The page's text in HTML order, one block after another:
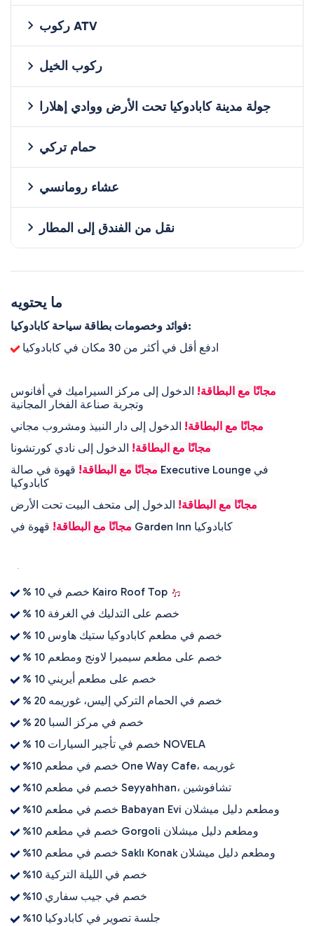
ركوب ATV
ركوب الخيل
جولة مدينة كابادوكيا تحت الأرض ووادي إهلارا
حمام تركي
عشاء رومانسي
نقل من الفندق إلى المطار
ما يحتويه
فوائد وخصومات بطاقة سياحة كابادوكيا:
ادفع أقل في أكثر من 30 مكان في كابادوكيا
مجانًا مع البطاقة! الدخول إلى مركز السيراميك في أفانوس
وتجربة صناعة الفخار المجانية
مجانًا مع البطاقة! الدخول إلى دار النبيذ ومشروب مجاني
مجانًا مع البطاقة! الدخول إلى نادي كورتشونا
مجانًا مع البطاقة! قهوة في صالة Executive Lounge في
كابادوكيا
مجانًا مع البطاقة! الدخول إلى متحف البيت تحت الأرض
مجانًا مع البطاقة!
قهوة في Garden Inn كابادوكيا
% 10 خصم في Kairo Roof Top
% 10 خصم على التدليك في الغرفة
% 10 خصم في مطعم كابادوكيا ستيك هاوس
% 10 خصم على مطعم سيميرا لاونج ومطعم
% 10 خصم على مطعم أيريني
% 20 خصم في الحمام التركي إليس، غوريمه
% 20 خصم في مركز السبا
% 10 خصم في تأجير السيارات NOVELA
%10 خصم في مطعم One Way Cafe، غوريمه
%10 خصم في مطعم Seyyahhan، تشافوشين
%10 خصم في مطعم Babayan Evi ومطعم دليل ميشلان
%10 خصم في مطعم Gorgoli ومطعم دليل ميشلان
%10 خصم في مطعم Saklı Konak ومطعم دليل ميشلان
%10 خصم في الليلة التركية
%10 خصم في جيب سفاري
%10 جلسة تصوير في كابادوكيا